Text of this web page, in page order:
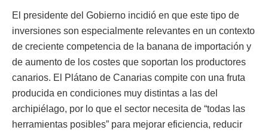
El presidente del Gobierno incidió en que este tipo de
inversiones son especialmente relevantes en un contexto
de creciente competencia de la banana de importación y
de aumento de los costes que soportan los productores
canarios. El Plátano de Canarias compite con una fruta
producida en condiciones muy distintas a las del
archipiélago, por lo que el sector necesita de “todas las
herramientas posibles” para mejorar eficiencia, reducir